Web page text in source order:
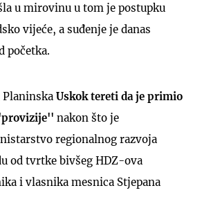
u mirovinu u tom je postupku
vijeće, a suđenje je danas
početka.
Planinska Uskok tereti da je primio
nakon što je
regionalnog razvoja
od tvrtke bivšeg HDZ-ova
i vlasnika mesnica Stjepana